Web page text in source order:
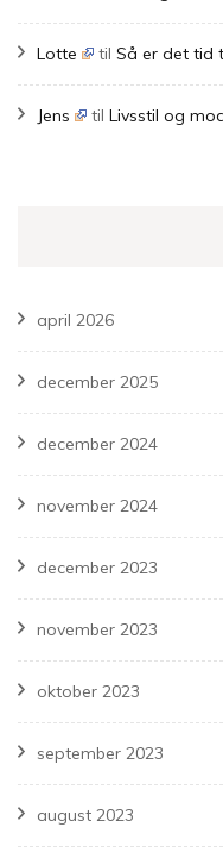
Lotte tilSå er det tid
Jens tilLivsstil og
april 2026
december 2025
december 2024
november 2024
december 2023
november 2023
oktober 2023
september 2023
august 2023